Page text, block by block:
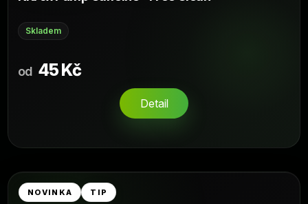
Skladem
od 45 Kč
Detail
NOVINKA TIP